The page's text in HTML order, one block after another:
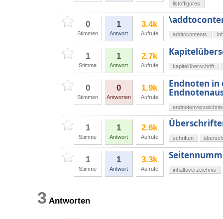
listoffigures
0
Stimmen
1
Antwort
3.4k
Aufrufe addtocontents
1
Stimme
1
Antwort
2.7k
Aufrufe kapitelüberschrift
0
Stimmen
0
Antworten
1.9k
Aufrufe
Endnoten in
endnotenverzeichnis
1
Stimme
1
Antwort
2.6k
Aufrufe schriften
1
Stimme
1
Antwort
3.3k
Aufrufe inhaltsverzeichnis
3 Antworten